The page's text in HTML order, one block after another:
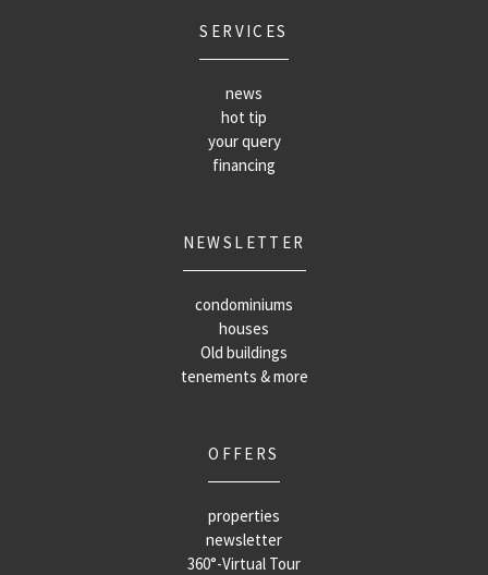
SERVICES
news
hot tip
your query
financing
NEWSLETTER
condominiums
houses
Old buildings
tenements & more
OFFERS
properties
newsletter
360°-Virtual Tour